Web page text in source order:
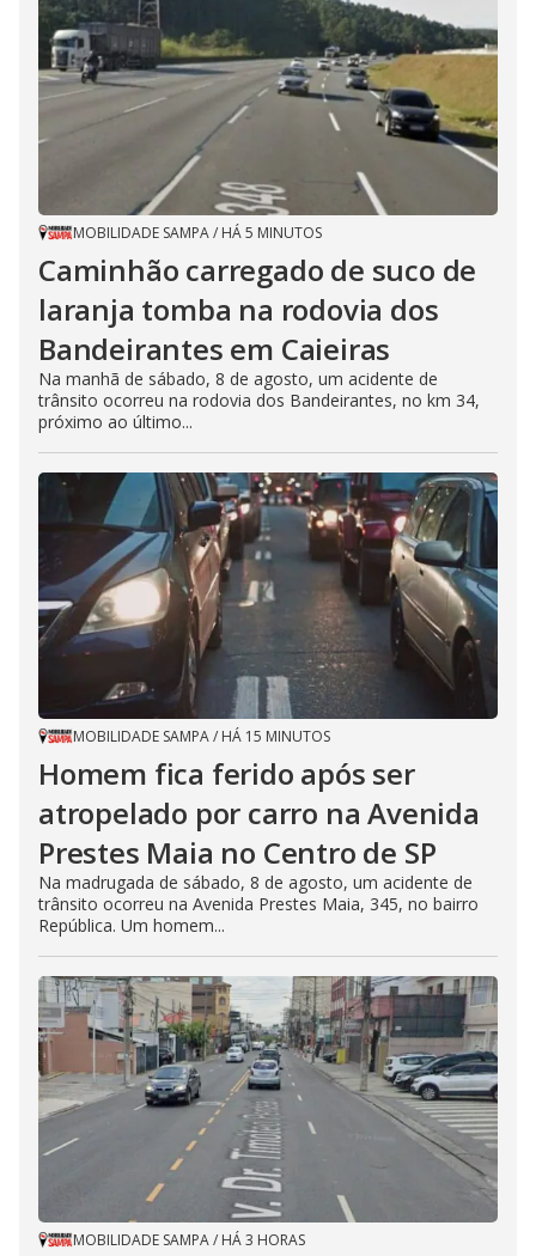
MOBILIDADE SAMPA/ HÁ 5 MINUTOS
Caminhão carregado de suco de
laranja tomba na rodovia dos
Bandeirantes em Caieiras
Na manhã de sábado, 8 de agosto, um acidente de
trânsito ocorreu na rodovia dos Bandeirantes, no km 34,
próximo ao último...
MOBILIDADE SAMPA/ HÁ 15 MINUTOS
Homem fica ferido após ser
atropelado por carro na Avenida
Prestes Maia no Centro de SP
Na madrugada de sábado, 8 de agosto, um acidente de
trânsito ocorreu na Avenida Prestes Maia, 345, no bairro
República. Um homem...
MOBILIDADE SAMPA/ HÁ 3 HORAS